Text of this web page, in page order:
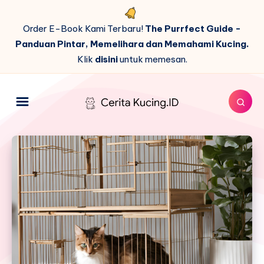
Order E-Book Kami Terbaru! The Purrfect Guide -
Panduan Pintar, Memelihara dan Memahami Kucing.
Klik disiniuntuk memesan.